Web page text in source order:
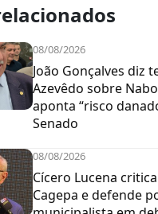
08/08/2026
João Gonçalves diz
Azevêdo sobre
aponta “risco
Senado
08/08/2026
Cícero Lucena
Cagepa e defende